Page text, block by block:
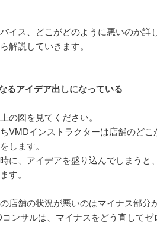
イス、どこがどのように悪いのか詳
解説していきます。
るアイデア出しになっている
の図を見てください。
VMDインストラクターは店舗のど
します。
に、アイデアを盛り込んでしまうと
す。
店舗の状況が悪いのはマイナス部分
ンサルは、マイナスをどう直して